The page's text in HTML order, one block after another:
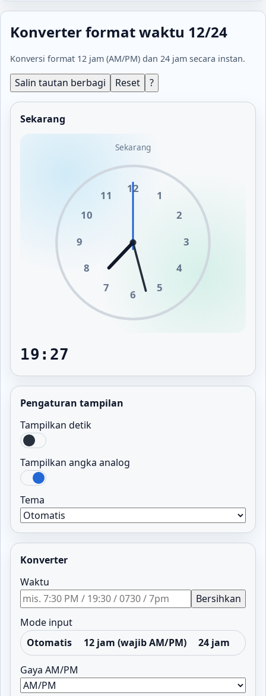
Konverter format waktu 12/24
Konversi format 12 jam (AM/PM) dan 24 jam secara instan.
Salin tautan berbagi Reset ?
Sekarang
Sekarang
1
2
3
4
5
6
7
8
9
10
11
12
19:27
Pengaturan tampilan
Tampilkan detik
Tampilkan angka analog
Tema
Konverter
Waktu
Bersihkan
Mode input
Otomatis
12 jam (wajib AM/PM) 24 jam
Gaya AM/PM